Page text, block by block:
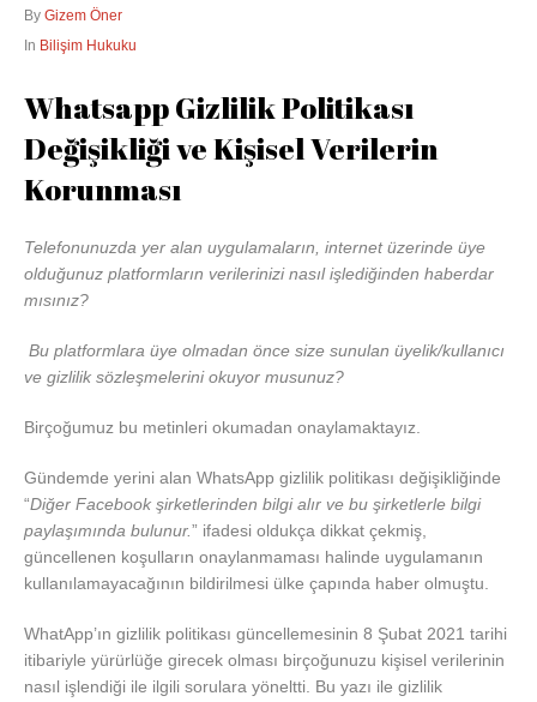
By Gizem Öner
In Bilişim Hukuku
Whatsapp Gizlilik Politikası
Değişikliği ve Kişisel Verilerin
Korunması
Telefonunuzda yer alan uygulamaların, internet üzerinde üye
olduğunuz platformların verilerinizi nasıl işlediğinden haberdar
mısınız?
Bu platformlara üye olmadan önce size sunulan üyelik/kullanıcı
ve gizlilik sözleşmelerini okuyor musunuz?
Birçoğumuz bu metinleri okumadan onaylamaktayız.
Gündemde yerini alan WhatsApp gizlilik politikası değişikliğinde
“Diğer Facebook şirketlerinden bilgi alır ve bu şirketlerle bilgi
paylaşımında bulunur.” ifadesi oldukça dikkat çekmiş,
güncellenen koşulların onaylanmaması halinde uygulamanın
kullanılamayacağının bildirilmesi ülke çapında haber olmuştu.
WhatApp’ın gizlilik politikası güncellemesinin 8 Şubat 2021 tarihi
itibariyle yürürlüğe girecek olması birçoğunuzu kişisel verilerinin
nasıl işlendiği ile ilgili sorulara yöneltti. Bu yazı ile gizlilik